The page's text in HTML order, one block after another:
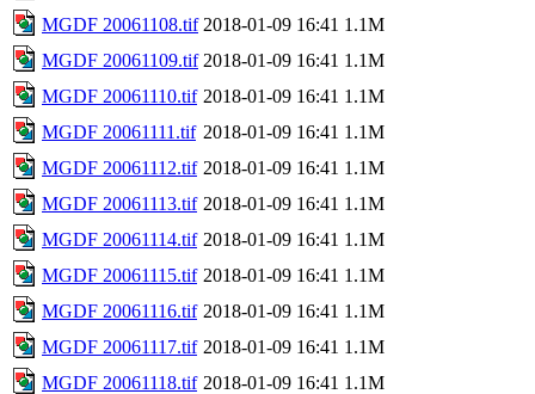
MGDF 20061108.tif 2018-01-09 16:41 1.1M
MGDF 20061109.tif 2018-01-09 16:41 1.1M
MGDF 20061110.tif 2018-01-09 16:41 1.1M
MGDF 20061111.tif 2018-01-09 16:41 1.1M
MGDF 20061112.tif 2018-01-09 16:41 1.1M
MGDF 20061113.tif 2018-01-09 16:41 1.1M
MGDF 20061114.tif 2018-01-09 16:41 1.1M
MGDF 20061115.tif 2018-01-09 16:41 1.1M
MGDF 20061116.tif 2018-01-09 16:41 1.1M
MGDF 20061117.tif 2018-01-09 16:41 1.1M
MGDF 20061118.tif 2018-01-09 16:41 1.1M